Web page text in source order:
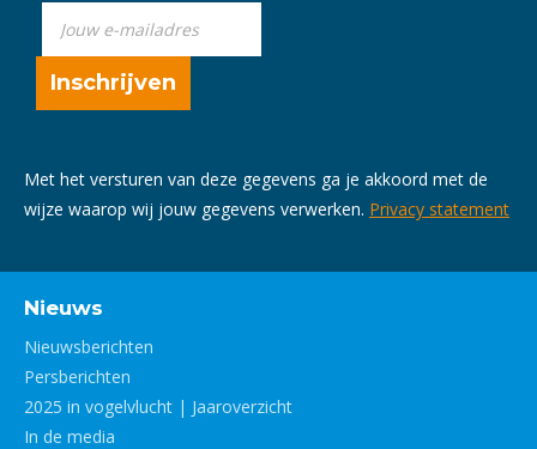
Met het versturen van deze gegevens ga je akkoord met de
wijze waarop wij jouw gegevens verwerken. Privacy statement
Nieuws
Nieuwsberichten
Persberichten
2025 in vogelvlucht | Jaaroverzicht
In de media